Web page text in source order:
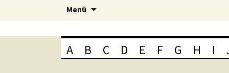
Menü
A B C D E F G H I